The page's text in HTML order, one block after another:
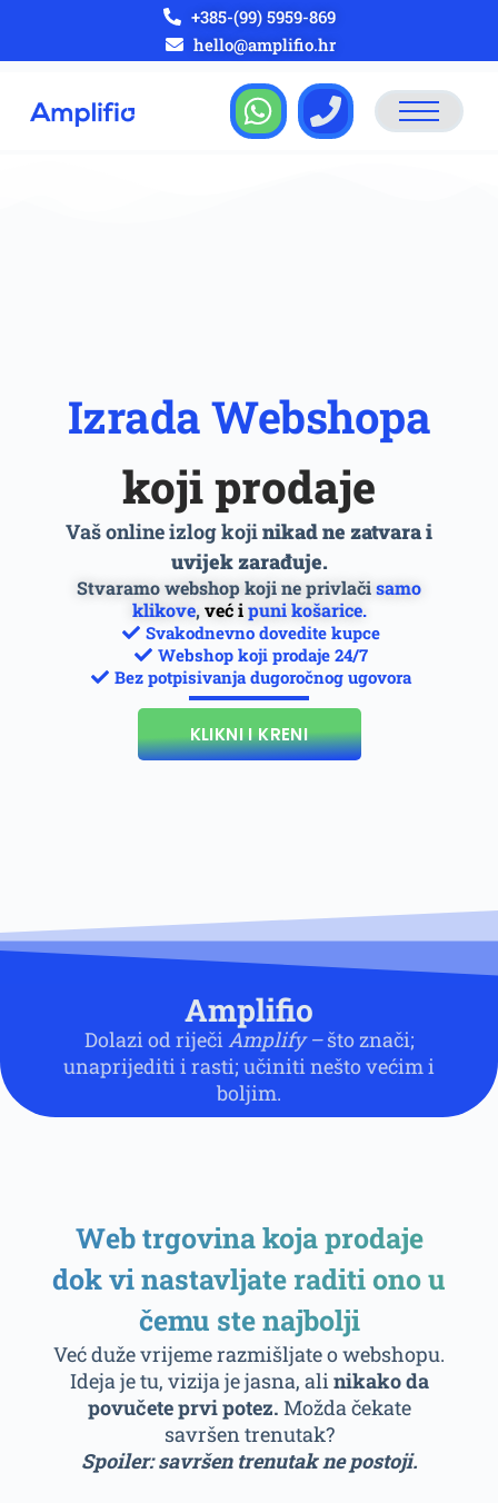
+385-(99) 5959-869
hello@amplifio.hr
Izrada Webshopa
koji prodaje
Vaš online izlog kojinikad ne zatvara i
uvijek zarađuje.
Stvaramo webshop koji ne privlačisamo
klikove,već ipuni košarice.
Svakodnevno dovedite kupce
Webshop koji prodaje 24/7
Bez potpisivanja dugoročnog ugovora
KLIKNI I KRENI
Amplifio
Dolazi od riječiAmplify –što znači;
unaprijediti i rasti; učiniti nešto većim i
boljim.
Web trgovina koja prodaje
dok vi nastavljate raditi ono u
čemu ste najbolji
Već duže vrijeme razmišljate o webshopu.
Ideja je tu, vizija je jasna, alinikako da
povučete prvi potez. Možda čekate
savršen trenutak?
Spoiler: savršen trenutak ne postoji.